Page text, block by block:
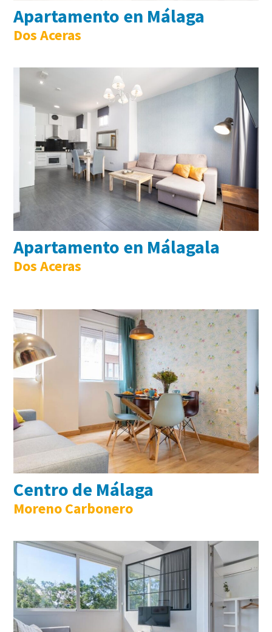
Apartamento en Málaga
Dos Aceras
Apartamento en Málagala
Dos Aceras
Centro de Málaga
Moreno Carbonero